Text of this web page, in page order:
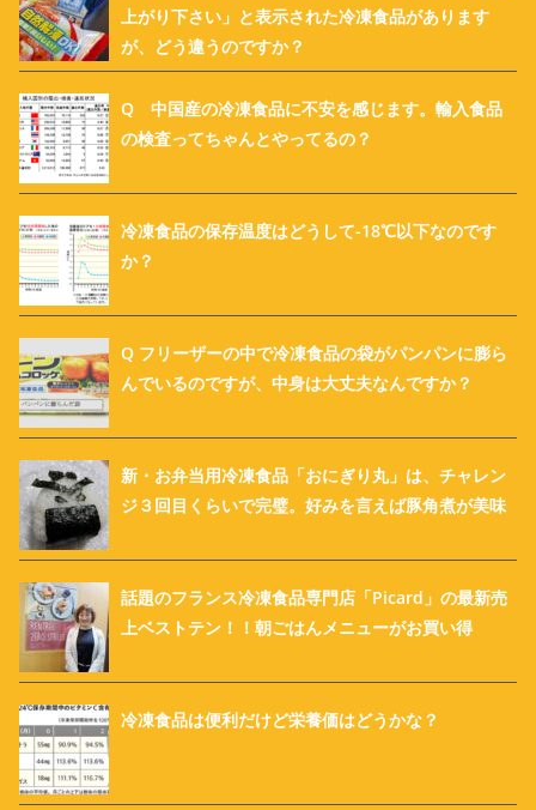
上がり下さい」と表示された冷凍食品があります
が、どう違うのですか？
Q 中国産の冷凍食品に不安を感じます。輸入食品
の検査ってちゃんとやってるの？
冷凍食品の保存温度はどうして-18℃以下なのです
か？
Q フリーザーの中で冷凍食品の袋がパンパンに膨ら
んでいるのですが、中身は大丈夫なんですか？
新・お弁当用冷凍食品「おにぎり丸」は、チャレン
ジ３回目くらいで完璧。好みを言えば豚角煮が美味
話題のフランス冷凍食品専門店「Picard」の最新売
上ベストテン！！朝ごはんメニューがお買い得
冷凍食品は便利だけど栄養価はどうかな？